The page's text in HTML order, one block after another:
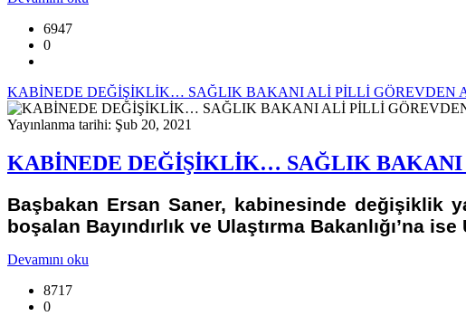
6947
0
KABİNEDE DEĞİŞİKLİK… SAĞLIK BAKANI ALİ PİLLİ GÖREVDEN
Yayınlanma tarihi: Şub 20, 2021
KABİNEDE DEĞİŞİKLİK… SAĞLIK BAKANI
Başbakan Ersan Saner, kabinesinde değişiklik
boşalan Bayındırlık ve Ulaştırma Bakanlığı’na
Devamını oku
8717
0